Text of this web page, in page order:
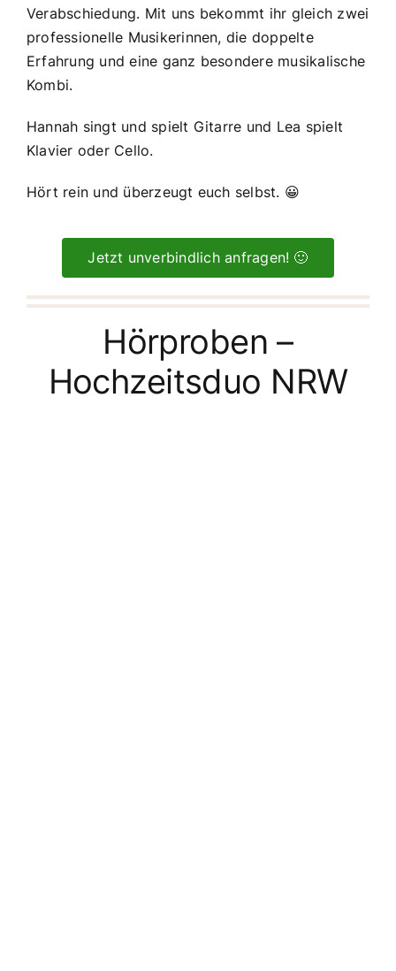
Verabschiedung. Mit uns bekommt ihr gleich zwei
professionelle Musikerinnen, die doppelte
Erfahrung und eine ganz besondere musikalische
Kombi.
Hannah singt und spielt Gitarre und Lea spielt
Klavier oder Cello.
Hört rein und überzeugt euch selbst. 😀
Jetzt unverbindlich anfragen! 🙂
Hörproben –
Hochzeitsduo NRW